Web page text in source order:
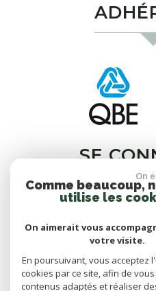
SE
Espace
© 2026 | Tous droits réservés |
Plan du site-Mentions légales-
On
Comme beaucoup,
utilise les
On aimerait vous
votre visite.
En poursuivant, vous acceptez
cookies par ce site, afin de
contenus adaptés et réaliser